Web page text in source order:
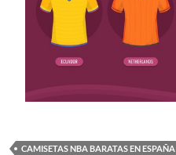
CAMISETAS NBA BARATAS EN ESPAÑA